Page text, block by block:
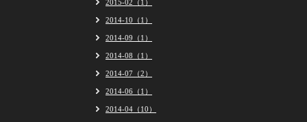
2015-02（1）
2014-10（1）
2014-09（1）
2014-08（1）
2014-07（2）
2014-06（1）
2014-04（10）